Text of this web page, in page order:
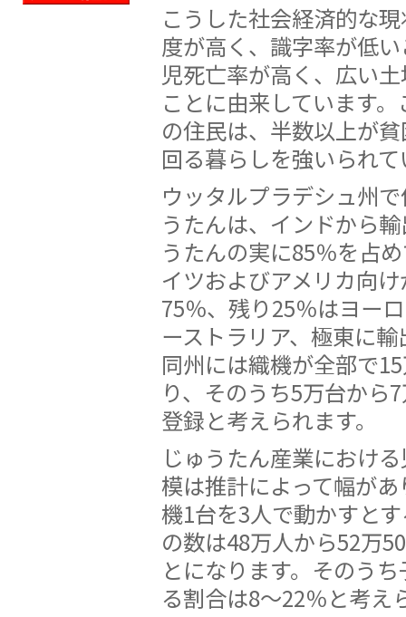
こうした社会経済的な
度が高く、識字率が低
児死亡率が高く、広い
ことに由来しています
の住民は、半数以上が
回る暮らしを強いられ
ウッタルプラデシュ州
うたんは、インドから
うたんの実に85％を占
イツおよびアメリカ向
75％、残り25％はヨー
ーストラリア、極東に
同州には織機が全部で
り、そのうち5万台から
登録と考えられます。
じゅうたん産業におけ
模は推計によって幅が
機1台を3人で動かすと
の数は48万人から52万
とになります。そのう
る割合は8〜22％と考え